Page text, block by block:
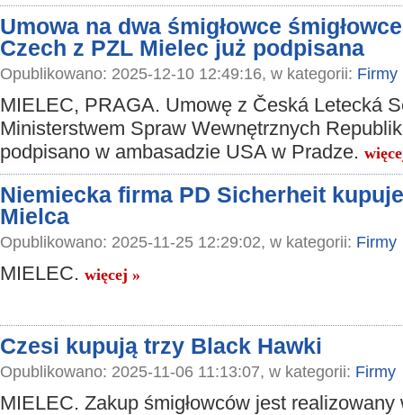
Umowa na dwa śmigłowce
Czech z PZL Mielec już podpisana
Opublikowano: 2025-12-10 12:49:16, w kategorii: Firmy
MIELEC, PRAGA. Umowę z Česká Letecká
Ministerstwem Spraw Wewnętrznych
podpisano w ambasadzie USA w Pradze.
Niemiecka firma PD Sicherheit
Mielca
Opublikowano: 2025-11-25 12:29:02, w kategorii: Firmy
MIELEC. więcej »
Czesi kupują trzy Black Hawki
Opublikowano: 2025-11-06 11:13:07, w kategorii: Firmy
MIELEC. Zakup śmigłowców jest realizowany